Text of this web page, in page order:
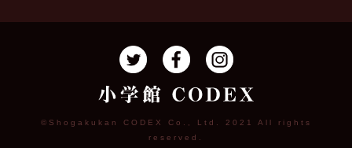
©Shogakukan CODEX Co., Ltd. 2021 All rights
reserved.